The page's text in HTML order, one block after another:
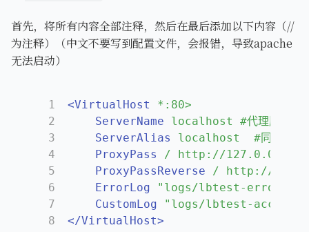
首先，将所有内容全部注释，然后在最后添加以下内容（//
为注释）（中文不要写到配置文件，会报错，导致apache
无法启动）
1
2
3
4
5
6
7
8
<VirtualHost
*:80>
ServerName
localhost #代理服务的
ServerAlias
localhost  #同上
ProxyPass
/ http://
ProxyPassReverse
/ http://
ErrorLog
"logs/lbtest-
CustomLog
"logs/lbtest-
</VirtualHost>